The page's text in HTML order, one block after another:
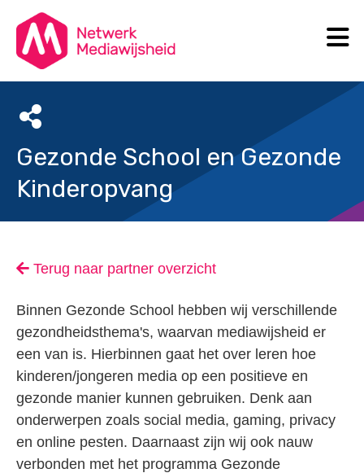
Gezonde School en Gezonde
Kinderopvang
Terug naar partner overzicht
Binnen Gezonde School hebben wij verschillende
gezondheidsthema's, waarvan mediawijsheid er
een van is. Hierbinnen gaat het over leren hoe
kinderen/jongeren media op een positieve en
gezonde manier kunnen gebruiken. Denk aan
onderwerpen zoals social media, gaming, privacy
en online pesten. Daarnaast zijn wij ook nauw
verbonden met het programma Gezonde